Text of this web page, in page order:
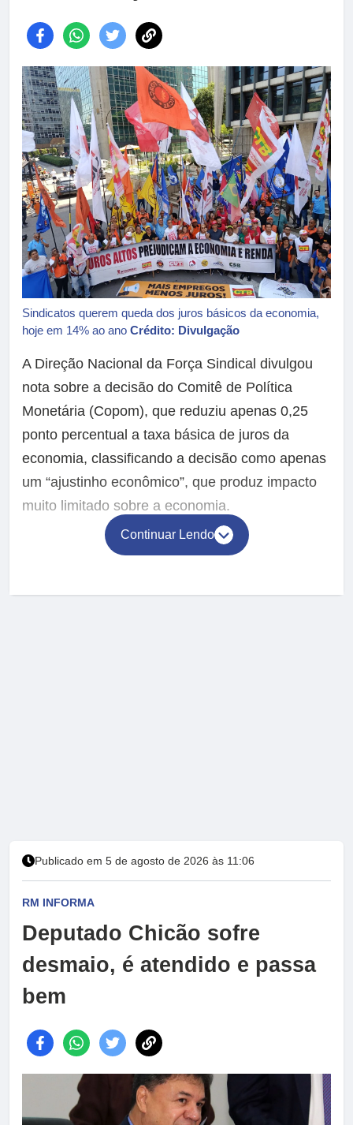
Sindicatos querem queda dos juros básicos da economia,
hoje em 14% ao ano Crédito: Divulgação
A Direção Nacional da Força Sindical divulgou
nota sobre a decisão do Comitê de Política
Monetária (Copom), que reduziu apenas 0,25
ponto percentual a taxa básica de juros da
economia, classificando a decisão como apenas
um “ajustinho econômico”, que produz impacto
muito limitado sobre a economia.
Continuar Lendo
Publicado em 5 de agosto de 2026 às 11:06
RM INFORMA
Deputado Chicão sofre
desmaio, é atendido e passa
bem